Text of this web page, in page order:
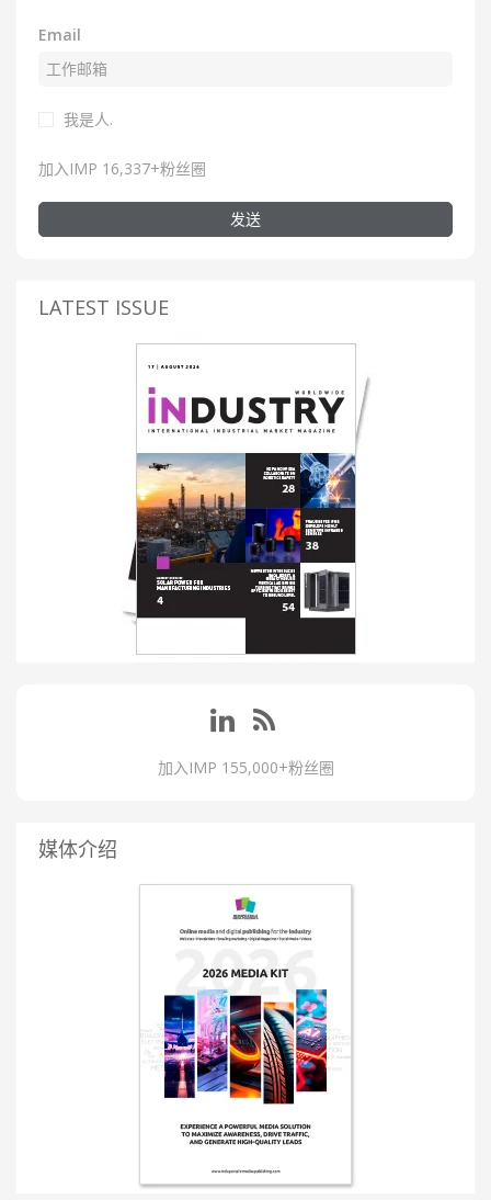
Email
我是人.
加入IMP 16,337+粉丝圈
发送
LATEST ISSUE
加入IMP 155,000+粉丝圈
媒体介绍